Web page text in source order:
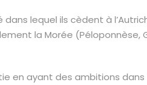
lequel ils cèdent à
la Morée (Péloponnèse,
en ayant des ambitions